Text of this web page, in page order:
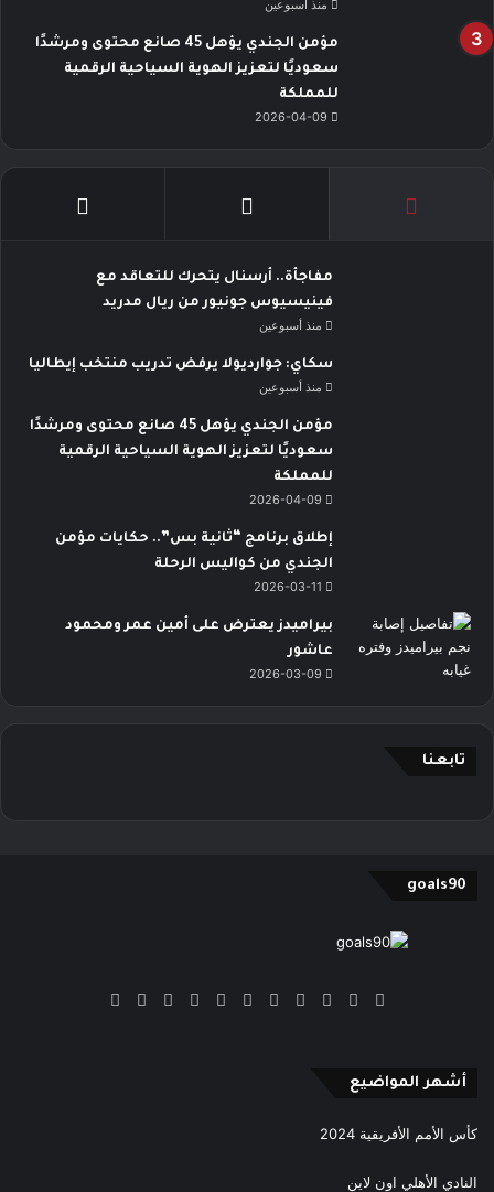
منذ أسبوعين
مؤمن الجندي يؤهل 45 صانع محتوى ومرشدًا
سعوديًا لتعزيز الهوية السياحية الرقمية
للمملكة
2026-04-09
مفاجأة.. أرسنال يتحرك للتعاقد مع
فينيسيوس جونيور من ريال مدريد
منذ أسبوعين
سكاي: جوارديولا يرفض تدريب منتخب إيطاليا
منذ أسبوعين
مؤمن الجندي يؤهل 45 صانع محتوى ومرشدًا
سعوديًا لتعزيز الهوية السياحية الرقمية
للمملكة
2026-04-09
إطلاق برنامج “ثانية بس”.. حكايات مؤمن
الجندي من كواليس الرحلة
2026-03-11
بيراميدز يعترض على أمين عمر ومحمود
عاشور
2026-03-09
تابعنا
goals90
فيسبوك
‫X بينتيريست
‫YouTube انستقرام‫TikTokملخصGoogle
أشهر المواضيع
كأس الأمم الأفريقية 2024
النادي الأهلي اون لاين